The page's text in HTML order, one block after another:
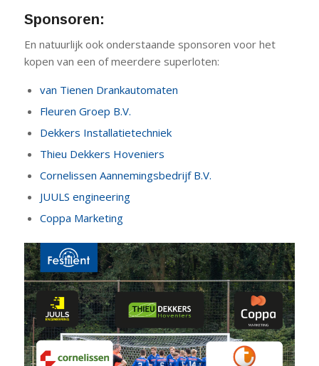
Sponsoren:
En natuurlijk ook onderstaande sponsoren voor het
kopen van een of meerdere superloten:
van Tienen Drankautomaten
Fleuren Groep B.V.
Dekkers Installatietechniek
Thieu Dekkers Hoveniers
Cornelissen Aannemingsbedrijf B.V.
JUULS engineering
Coppa Marketing